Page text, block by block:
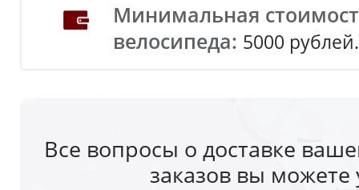
Минимальная
велосипеда: 5000 рублей.
Все вопросы о доставке
заказов вы можете